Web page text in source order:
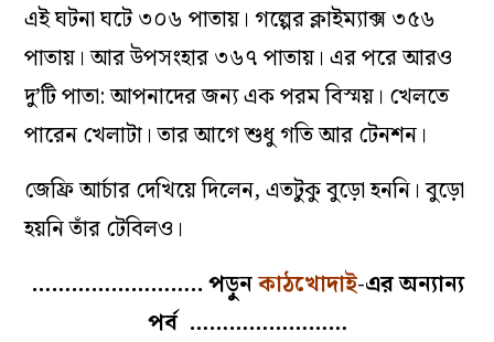
এই ঘটনা ঘটে ৩০৬ পাতায়। গল্পের ক্লাইম্যাক্স ৩৫৬
পাতায়। আর উপসংহার ৩৬৭ পাতায়। এর পরে আরও
দু’টি পাতা: আপনাদের জন্য এক পরম বিস্ময়। খেলতে
পারেন খেলাটা। তার আগে শুধু গতি আর টেনশন।
জেফ্রি আর্চার দেখিয়ে দিলেন, এতটুকু বুড়ো হননি। বুড়ো
হয়নি তাঁর টেবিলও।
…………………….. পড়ুনকাঠখোদাই-এর অন্যান্য
পর্ব ……………………